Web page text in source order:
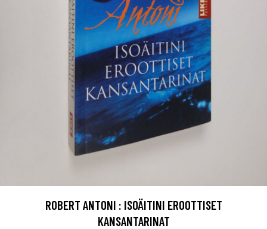
ROBERT ANTONI : ISOÄITINI EROOTTISET
KANSANTARINAT